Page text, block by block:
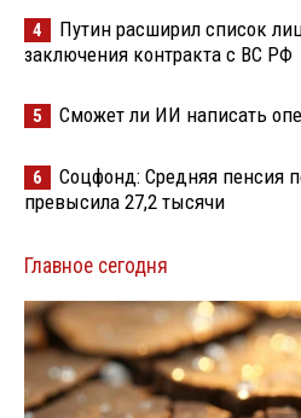
4
Путин расширил список
заключения контракта с ВС РФ
5 Сможет ли ИИ написать
6
Соцфонд: Средняя пенсия
превысила 27,2 тысячи
Главное сегодня